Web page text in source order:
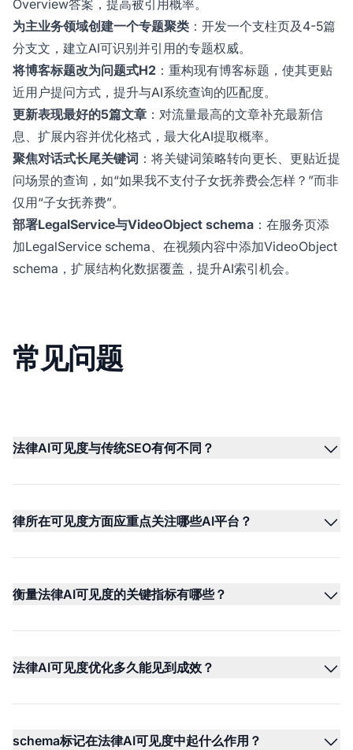
Overview答案，提高被引用概率。
为主业务领域创建一个专题聚类 ：开发一个支柱页及4-5篇
分支文，建立AI可识别并引用的专题权威。
将博客标题改为问题式H2 ：重构现有博客标题，使其更贴
近用户提问方式，提升与AI系统查询的匹配度。
更新表现最好的5篇文章 ：对流量最高的文章补充最新信
息、扩展内容并优化格式，最大化AI提取概率。
聚焦对话式长尾关键词 ：将关键词策略转向更长、更贴近提
问场景的查询，如“如果我不支付子女抚养费会怎样？”而非
仅用“子女抚养费”。
部署LegalService与VideoObject schema ：在服务页添
加LegalService schema、在视频内容中添加VideoObject
schema，扩展结构化数据覆盖，提升AI索引机会。
常见问题
法律AI可见度与传统SEO有何不同？
律所在可见度方面应重点关注哪些AI平台？
衡量法律AI可见度的关键指标有哪些？
法律AI可见度优化多久能见到成效？
schema标记在法律AI可见度中起什么作用？